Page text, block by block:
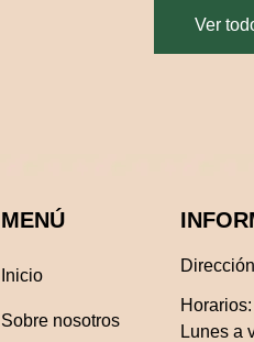
Ver
MENÚ
Inicio
Sobre nosotros
Horarios:
Lunes a